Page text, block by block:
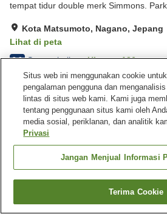
tempat tidur double merk Simmons.
Kota Matsumoto, Nagano, Jepang
Lihat di peta
3.9 Sangat baik Ulasan:136
Fasilitas properti
Tempat parkir
Mesin penjual otomatis
Jepang Nagano
Kota
Garden Hotel Matsumoto
Cari kamar
Situs web ini menggunakan cookie
pengalaman pengguna dan
lintas di situs web kami. Kami juga
tentang penggunaan situs kami oleh
media sosial, periklanan, dan analitik
Privasi
Jangan Menjual Informasi
Terima Cookie